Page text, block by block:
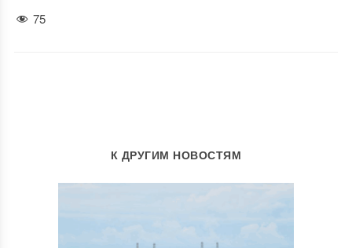
75
К ДРУГИМ НОВОСТЯМ